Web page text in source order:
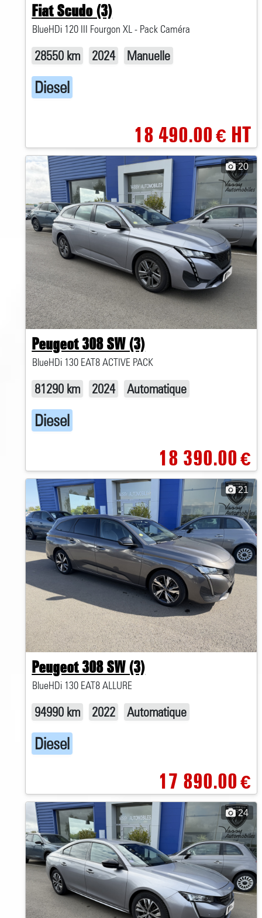
Fiat Scudo (3)
BlueHDi 120 III Fourgon XL - Pack Caméra
28550 km 2024 Manuelle
Diesel
18 490.00€HT
20
Peugeot 308 SW (3)
BlueHDi 130 EAT8 ACTIVE PACK
81290 km 2024 Automatique
Diesel
18 390.00€
21
Peugeot 308 SW (3)
BlueHDi 130 EAT8 ALLURE
94990 km 2022 Automatique
Diesel
17 890.00€
24